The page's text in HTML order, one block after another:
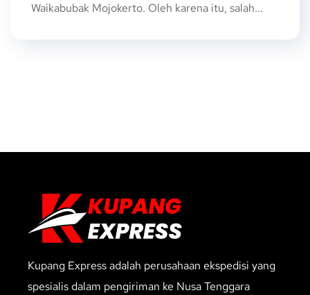
Waikabubak Mojokerto. Oleh karena itu, salah...
Kupang Express adalah perusahaan ekspedisi yang
spesialis dalam pengiriman ke Nusa Tenggara